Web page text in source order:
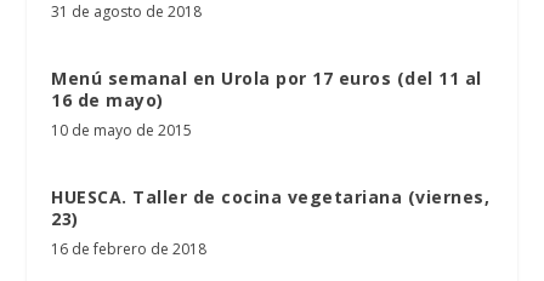
31 de agosto de 2018
Menú semanal en Urola por 17 euros (del 11 al
16 de mayo)
10 de mayo de 2015
HUESCA. Taller de cocina vegetariana (viernes,
23)
16 de febrero de 2018